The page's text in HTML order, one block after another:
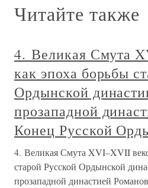
Читайте также
4. Великая Смута
как эпоха борьбы
Ордынской
прозападной
Конец Русской
4. Великая Смута XVI–XVII
старой Русской Ордынской
прозападной династией